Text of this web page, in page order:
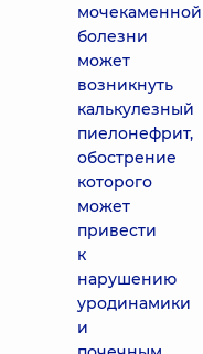
мочекаменной
болезни
может
возникнуть
калькулезный
пиелонефрит,
обострение
которого
может
привести
к
нарушению
уродинамики
и